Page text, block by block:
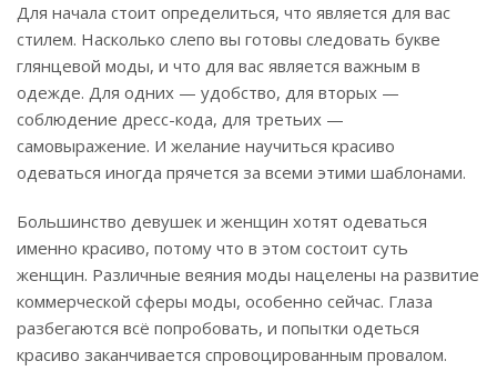
Для начала стоит определиться, что является для вас
стилем. Насколько слепо вы готовы следовать букве
глянцевой моды, и что для вас является важным в
одежде. Для одних — удобство, для вторых —
соблюдение дресс-кода, для третьих —
самовыражение. И желание научиться красиво
одеваться иногда прячется за всеми этими шаблонами.
Большинство девушек и женщин хотят одеваться
именно красиво, потому что в этом состоит суть
женщин. Различные веяния моды нацелены на развитие
коммерческой сферы моды, особенно сейчас. Глаза
разбегаются всё попробовать, и попытки одеться
красиво заканчивается спровоцированным провалом.